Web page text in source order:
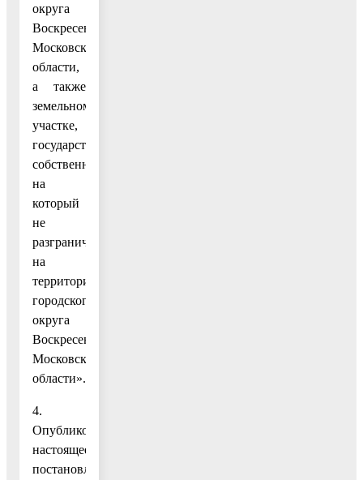
округа
Воскресенск
Московской
области,
а также
земельном
участке,
государственная
собственность
на
который
не
разграничена,
на
территории
городского
округа
Воскресенск
Московской
области».
4.
Опубликовать
настоящее
постановление